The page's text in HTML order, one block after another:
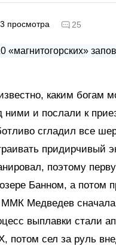
просмотра 25
каким богам
ними и послали к
сгладил все
придирчивый
поэтому
Банном, а потом
Медведев сначала
выплавки стали
потом сел за руль